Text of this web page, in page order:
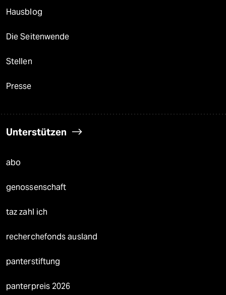
Hausblog
Die Seitenwende
Stellen
Presse
Unterstützen
abo
genossenschaft
taz zahl ich
recherchefonds ausland
panterstiftung
panterpreis 2026